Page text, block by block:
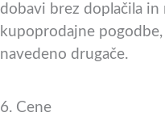
dobavi brez doplačila
kupoprodajne
navedeno drugače.
6. Cene